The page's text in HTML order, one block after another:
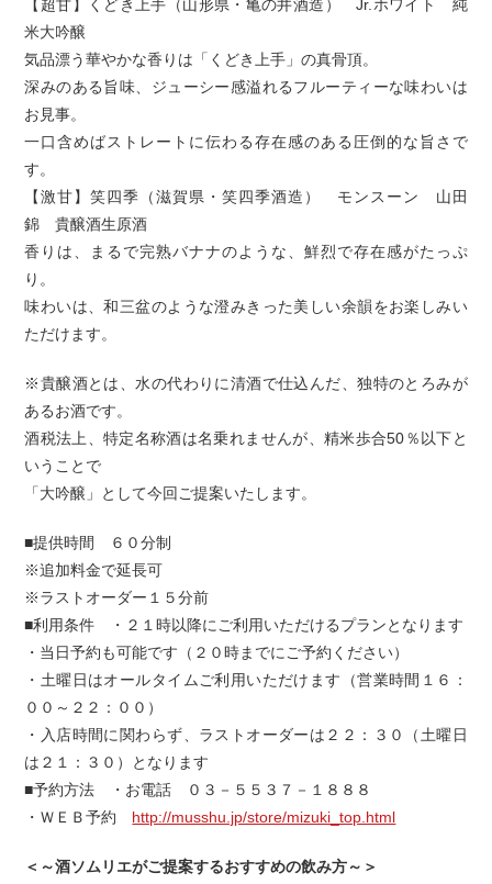
【超甘】くどき上手（山形県・亀の井酒造） Jr.ホワイト 純
米大吟醸
気品漂う華やかな香りは「くどき上手」の真骨頂。
深みのある旨味、ジューシー感溢れるフルーティーな味わいは
お見事。
一口含めばストレートに伝わる存在感のある圧倒的な旨さで
す。
【激甘】笑四季（滋賀県・笑四季酒造） モンスーン 山田
錦 貴醸酒生原酒
香りは、まるで完熟バナナのような、鮮烈で存在感がたっぷ
り。
味わいは、和三盆のような澄みきった美しい余韻をお楽しみい
ただけます。
※貴醸酒とは、水の代わりに清酒で仕込んだ、独特のとろみが
あるお酒です。
酒税法上、特定名称酒は名乗れませんが、精米歩合50％以下と
いうことで
「大吟醸」として今回ご提案いたします。
■提供時間 ６０分制
※追加料金で延長可
※ラストオーダー１５分前
■利用条件 ・２１時以降にご利用いただけるプランとなります
・当日予約も可能です（２０時までにご予約ください）
・土曜日はオールタイムご利用いただけます（営業時間１６：
００～２２：００）
・入店時間に関わらず、ラストオーダーは２２：３０（土曜日
は２１：３０）となります
■予約方法 ・お電話 ０３－５５３７－１８８８
・ＷＥＢ予約 http://musshu.jp/store/mizuki_top.html
＜～酒ソムリエがご提案するおすすめの飲み方～＞